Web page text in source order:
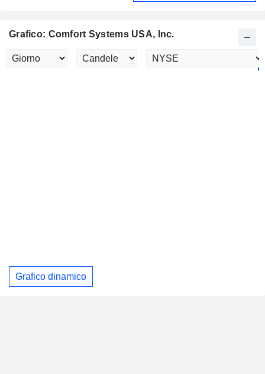
Grafico: Comfort Systems USA, Inc.
Grafico dinamico